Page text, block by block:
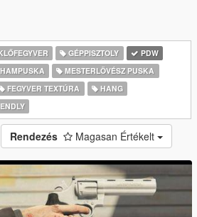
GÉPPISZTOLY
PDW
MESTERLÖVÉSZ PUSKA
FEGYVER TEXTÚRA
HANG
Rendezés Magasan Értékelt